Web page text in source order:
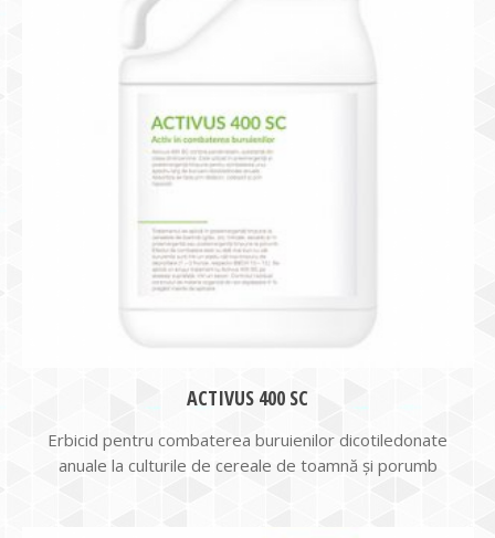
ACTIVUS 400 SC
Erbicid pentru combaterea buruienilor dicotiledonate
anuale la culturile de cereale de toamnă și porumb